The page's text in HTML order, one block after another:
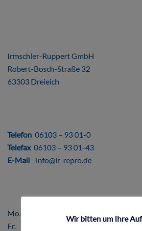
Irmschler-Ruppert GmbH
Robert-Bosch-Straße 32
63303 Dreieich
Telefon 06103 – 93 01-0
Telefax06103 – 93 01-43
E-Mail
info@ir-repro.de
ÖFFNUNGSZEITEN
Mo.-Do. 8.00 – 17.00 Uhr
Fr. 8.00 – 16.00 Uhr
Wir bitten um Ihre